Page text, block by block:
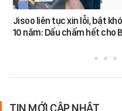
Jisoo liên tục xin lỗi, bật
10 năm: Dấu chấm hết cho
TIN MỚI CẬP NHẬT